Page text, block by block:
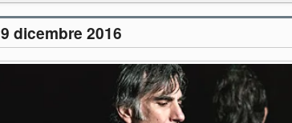
9 dicembre 2016